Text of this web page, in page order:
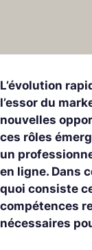
L’évolution
l’essor du
nouvelles
ces rôles
un
en ligne. Dans
quoi consiste
compétences
nécessaires